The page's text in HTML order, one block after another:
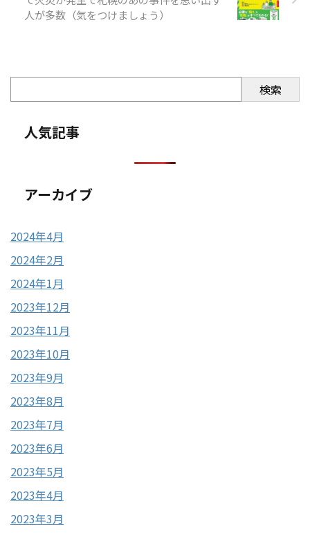
人が多数（気をつけましょう）
検索
人気記事
アーカイブ
2024年4月
2024年2月
2024年1月
2023年12月
2023年11月
2023年10月
2023年9月
2023年8月
2023年7月
2023年6月
2023年5月
2023年4月
2023年3月